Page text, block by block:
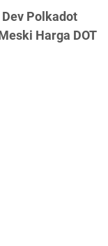
Polkadot
Harga DOT